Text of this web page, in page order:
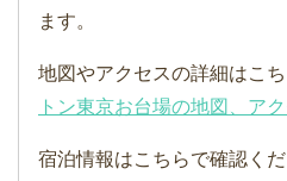
ます。
地図やアクセスの詳細はこ
トン東京お台場の地図、ア
宿泊情報はこちらで確認く